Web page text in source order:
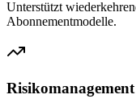
Unterstützt
Abonnementmodelle.
Risikomanagement